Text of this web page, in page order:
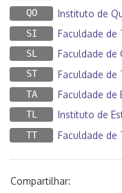
QO Instituto de
SI Faculdade de
SL Faculdade de
ST Faculdade de
TA Faculdade de
TL Instituto de
TT Faculdade de
Compartilhar: